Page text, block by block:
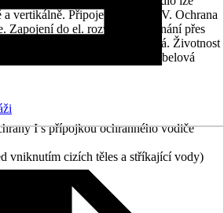
a vertikálně. Připojení 220-240 V. Ochrana
Zapojení do el. rozvodu a zapínání přes
Barevná teplota denní bílá. Životnost
hodin. Součástí zrcadla je kabelová
I s přípojkou ochranného vodiče
vniknutím cizích těles a stříkající vody)